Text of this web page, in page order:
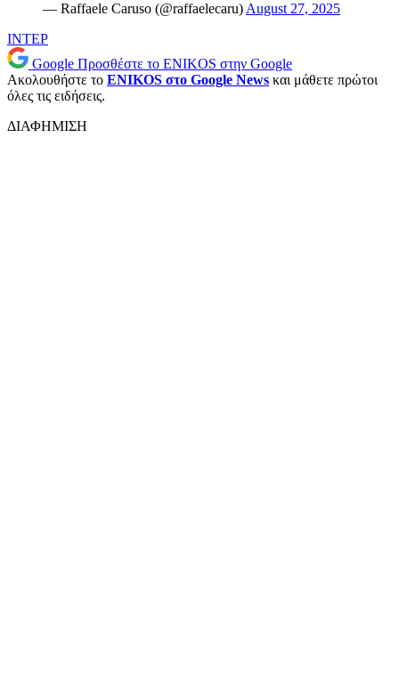
— Raffaele Caruso (@raffaelecaru) August 27, 2025
ΙΝΤΕΡ
Google Προσθέστε το ENIKOS στην Google
Ακολουθήστε το ENIKOS στο Google News και μάθετε πρώτοι
όλες τις ειδήσεις.
ΔΙΑΦΗΜΙΣΗ